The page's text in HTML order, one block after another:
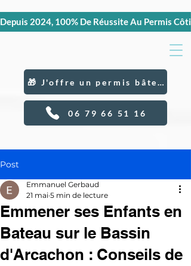
Depuis 2024, 100% De Réussite Au Permis
06 79 66 51 16
🎁 J'offre un permis bâteau
Post
Emmener ses Enfants en
Bateau sur le Bassin
d'Arcachon : Conseils de
Emmanuel Gerbaud
21 mai 5 min de lecture